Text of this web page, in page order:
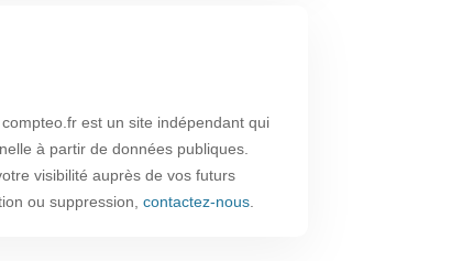
est un site indépendant qui
à partir de données publiques.
visibilité auprès de vos futurs
ou suppression, contactez-nous